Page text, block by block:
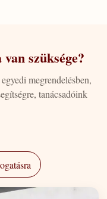
szüksége?
megrendelésben,
tanácsadóink